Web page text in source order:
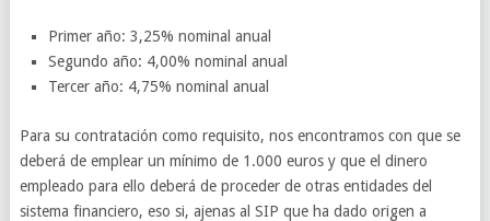
Primer año: 3,25% nominal anual
Segundo año: 4,00% nominal anual
Tercer año: 4,75% nominal anual
Para su contratación como requisito, nos encontramos con que se
deberá de emplear un mínimo de 1.000 euros y que el dinero
empleado para ello deberá de proceder de otras entidades del
sistema financiero, eso si, ajenas al SIP que ha dado origen a